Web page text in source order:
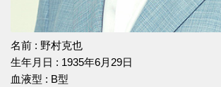
名前 : 野村克也
生年月日 : 1935年6月29日
血液型 : B型